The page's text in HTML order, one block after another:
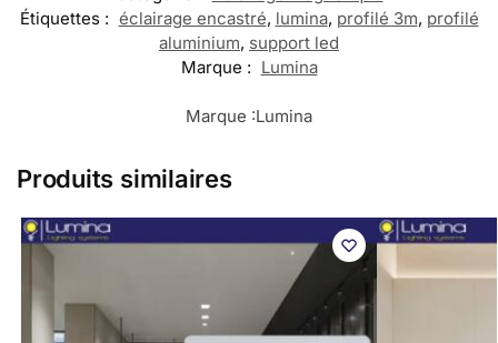
Étiquettes : éclairage encastré, lumina, profilé 3m, profilé
aluminium, support led
Marque : Lumina
Marque :Lumina
Produits similaires